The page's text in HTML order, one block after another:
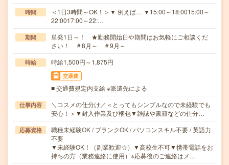
時間
＜1日3時間～OK！＞▼ 例えば… ▼15:00～18:0015:00～
22:0017:00～22:…
期間
単発1日～！ ★勤務開始日や期間はお気軽にご相談くだ
さい！ ＃8月～ ＃9月～
時給 時給1,500円～1,875円
交通費
■ 交通費規定内支給 ※派遣先による
仕事内容
＼コスメの仕分け／＜とってもシンプルなので未経験でも
安心！＞▼封入作業及び梱包▼雑誌や書籍などの仕分…
応募資格
職種未経験OK / ブランクOK / パソコンスキル不要 / 英語力
不要
▼未経験OK！（副業歓迎☆）▼高校生不可▼携帯電話をお
持ちの方（業務連絡に使用）※応募後のご連絡はメ…